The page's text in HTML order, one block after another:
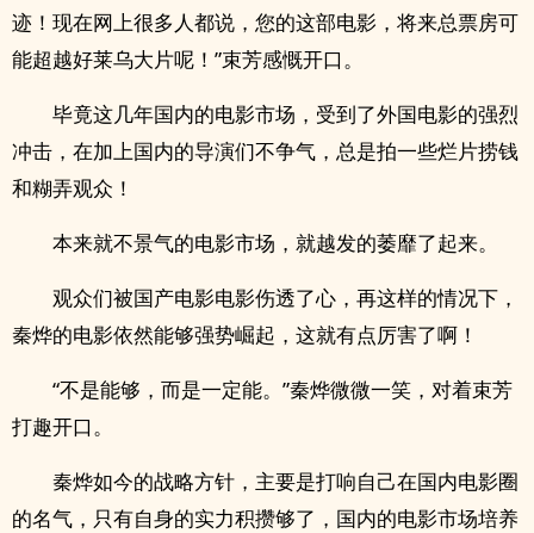
迹！现在网上很多人都说，您的这部电影，将来总票房可
能超越好莱乌大片呢！”束芳感慨开口。
毕竟这几年国内的电影市场，受到了外国电影的强烈
冲击，在加上国内的导演们不争气，总是拍一些烂片捞钱
和糊弄观众！
本来就不景气的电影市场，就越发的萎靡了起来。
观众们被国产电影电影伤透了心，再这样的情况下，
秦烨的电影依然能够强势崛起，这就有点厉害了啊！
“不是能够，而是一定能。”秦烨微微一笑，对着束芳
打趣开口。
秦烨如今的战略方针，主要是打响自己在国内电影圈
的名气，只有自身的实力积攒够了，国内的电影市场培养